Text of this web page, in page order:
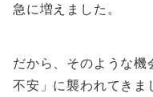
急に増えました。
だから、そのような機
不安」に襲われてきま